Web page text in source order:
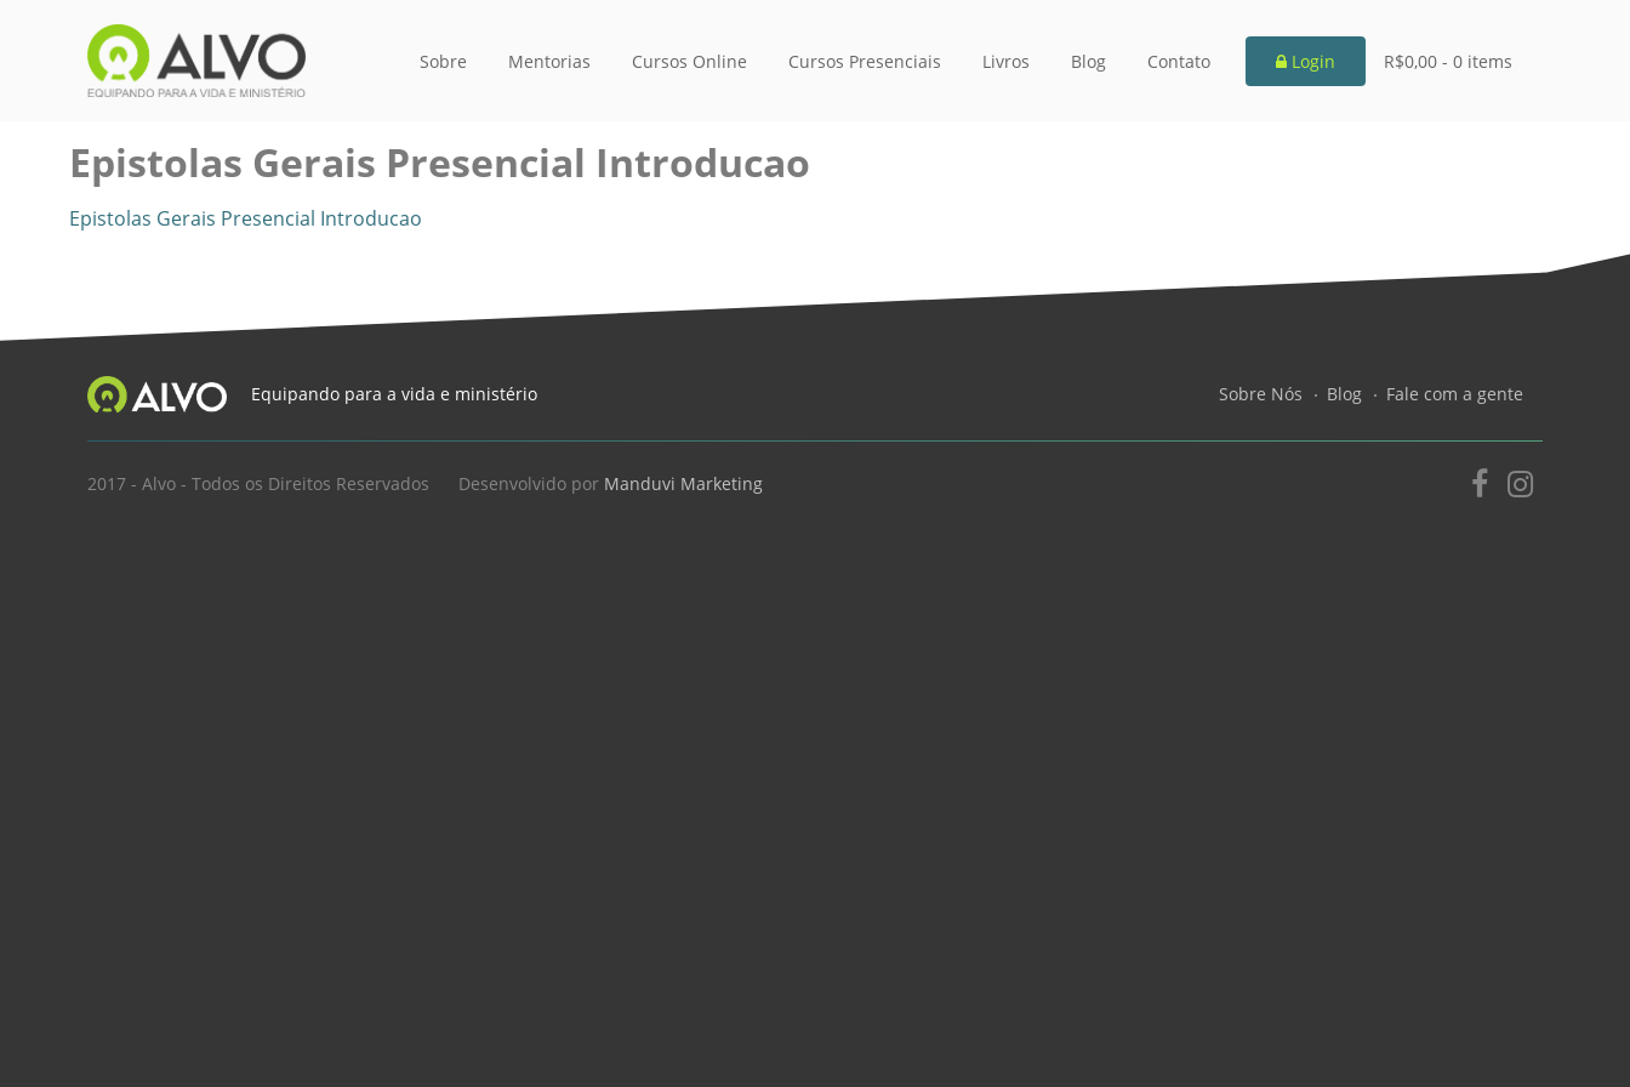
Sobre Mentorias Cursos Online Cursos Presenciais Livros Blog Contato Login R$0,00 - 0 items
Epistolas Gerais Presencial Introducao
Epistolas Gerais Presencial Introducao
Equipando para a vida e ministério Sobre Nós Blog Fale com a gente
2017 - Alvo - Todos os Direitos Reservados Desenvolvido por Manduvi Marketing